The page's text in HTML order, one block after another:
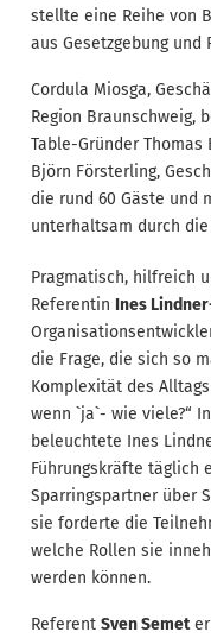
stellte eine Reihe von
aus Gesetzgebung
Cordula Miosga,
Region Braunschweig,
Table-Gründer
Björn Försterling,
die rund 60 Gäste und
unterhaltsam durch
Pragmatisch, hilfreich
Referentin Ines
die Frage, die sich so
Komplexität des
wenn `ja`- wie viele?“
beleuchtete Ines
Führungskräfte täglich
Sparringspartner über
sie forderte die
welche Rollen sie
werden können.
Referent Sven Semet